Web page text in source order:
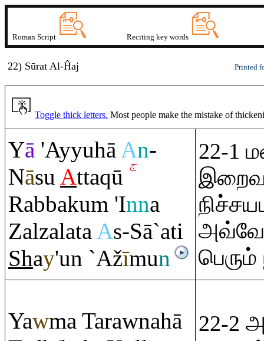
Roman Script Reciting key words
22) Sūrat Al-Ĥaj Printed
Toggle thick letters. Most people make the mistake of
Yā 'AyyuhāAn-
Nāsu Attaqū
Rabbakum 'Inna
ZalzalataAs-Sā`ati
Shay'un `Ažīmun
22-1
பெரும்
Yawma Tarawnahā
22-2